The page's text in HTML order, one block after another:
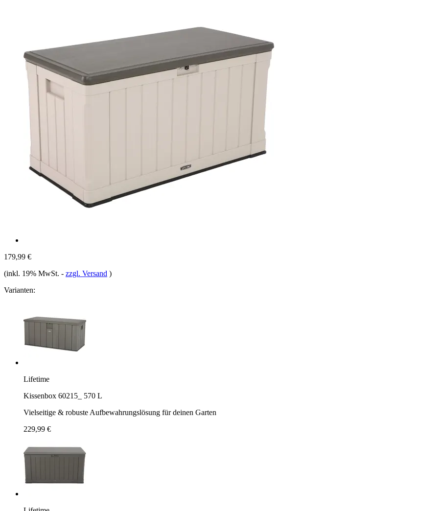
179,99 €
(inkl. 19% MwSt. - zzgl. Versand )
Varianten:
Lifetime
Kissenbox 60215_ 570 L
Vielseitige & robuste Aufbewahrungslösung für deinen Garten
229,99 €